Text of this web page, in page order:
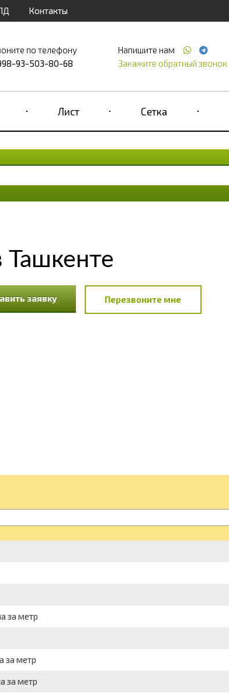
Контакты
по телефону
93-503-80-68
Напишите нам
Закажите обратный звонок
Лист Сетка
Ташкенте
заявку
Перезвоните мне
за метр
за метр
за метр